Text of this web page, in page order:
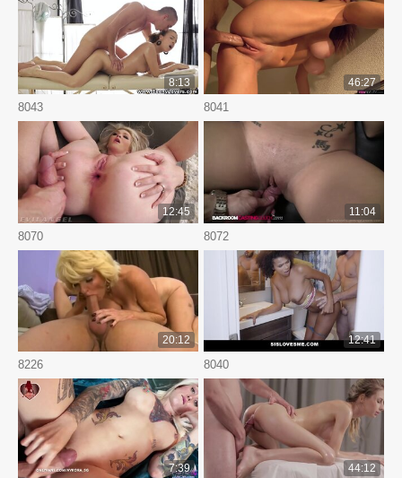
8043
8:13
8041
46:27
8070
12:45
8072
11:04
8226
20:12
8040
12:41
7:39 44:12